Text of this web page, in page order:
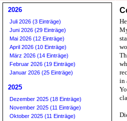
in
2026
Juli 2026 (3 Einträge)
Juni 2026 (29 Einträge)
Mai 2026 (12 Einträge)
April 2026 (10 Einträge)
März 2026 (14 Einträge)
Februar 2026 (19 Einträge)
Januar 2026 (25 Einträge)
2025
Dezember 2025 (18 Einträge)
November 2025 (11 Einträge)
Oktober 2025 (11 Einträge)